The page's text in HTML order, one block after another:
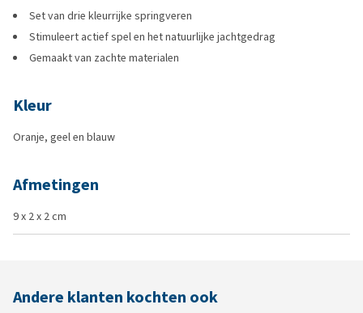
Set van drie kleurrijke springveren
Stimuleert actief spel en het natuurlijke jachtgedrag
Gemaakt van zachte materialen
Kleur
Oranje, geel en blauw
Afmetingen
9 x 2 x 2 cm
Andere klanten kochten ook